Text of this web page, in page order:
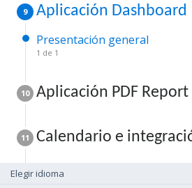
9 Aplicación Dashboard
Presentación general
1 de 1
10 Aplicación PDF Report
11 Calendario e
Elegir idioma